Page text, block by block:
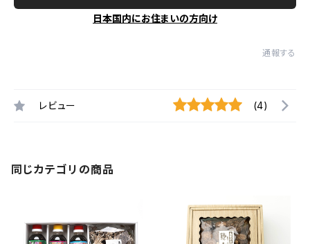
日本国内にお住まいの方向け
通報する
レビュー (4)
同じカテゴリの商品